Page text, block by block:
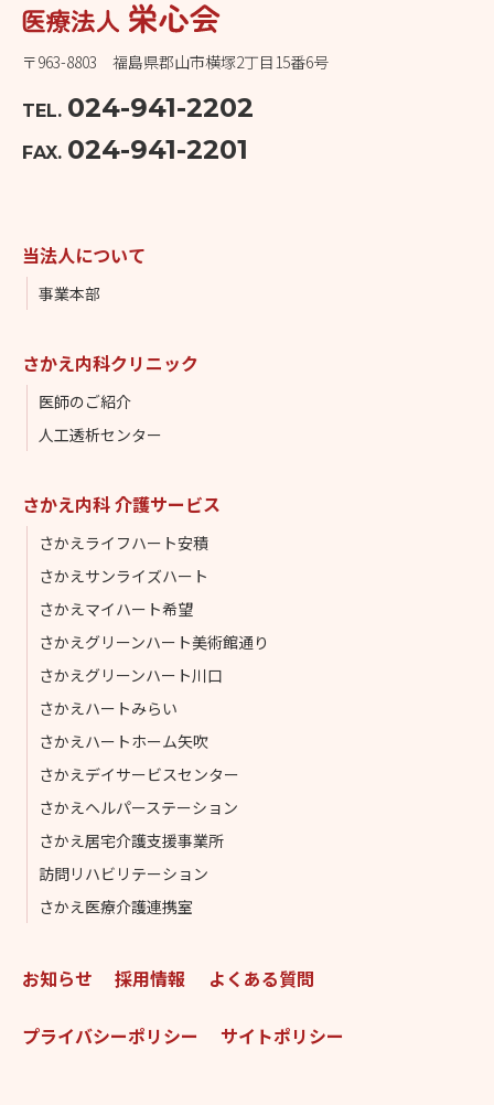
〒963-8803 福島県郡山市横塚2丁目15番6号
TEL. 024-941-2202
FAX. 024-941-2201
当法人について
事業本部
さかえ内科クリニック
医師のご紹介
人工透析センター
さかえ内科 介護サービス
さかえライフハート安積
さかえサンライズハート
さかえマイハート希望
さかえグリーンハート美術館通り
さかえグリーンハート川口
さかえハートみらい
さかえハートホーム矢吹
さかえデイサービスセンター
さかえヘルパーステーション
さかえ居宅介護支援事業所
訪問リハビリテーション
さかえ医療介護連携室
お知らせ 採用情報 よくある質問
プライバシーポリシー サイトポリシー